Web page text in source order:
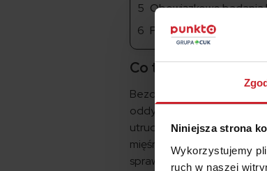
Niniejsza strona
Wykorzystujemy
ruch w naszej
Obowiązkowe
Podsumowanie
Co to jest bezdech
Bezdech senny polega na
oddychaniu, zwane
utrudnia dopływ tlenu do
mięśni gardzieli. Bezdech
sprawność psychofizyczną.